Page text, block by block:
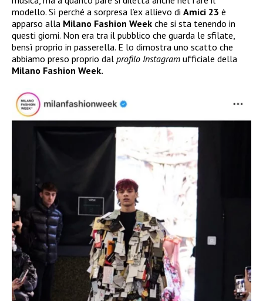
modello. Sì perché a sorpresa l’ex allievo di Amici 23 è
apparso alla Milano Fashion Week che si sta tenendo in
questi giorni. Non era tra il pubblico che guarda le sfilate,
bensì proprio in passerella. E lo dimostra uno scatto che
abbiamo preso proprio dal profilo Instagram ufficiale della
Milano Fashion Week.